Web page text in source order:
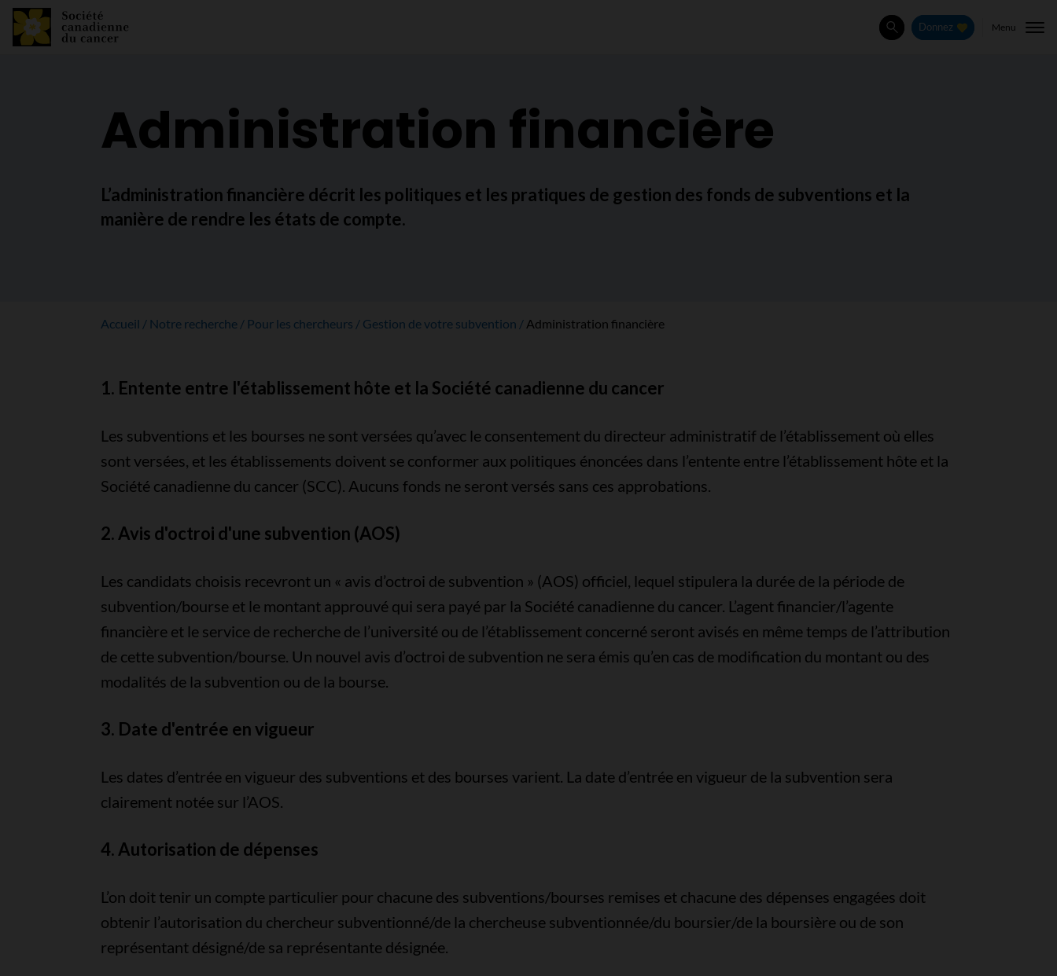
Rechercher
Donnez Menu
Administration financière
L’administration financière décrit les politiques et les pratiques de gestion des fonds de subventions et la
manière de rendre les états de compte.
Accueil Notre recherche Pour les chercheurs Gestion de votre subvention Administration financière
1. Entente entre l'établissement hôte et la Société canadienne du cancer
Les subventions et les bourses ne sont versées qu’avec le consentement du directeur administratif de l’établissement où elles
sont versées, et les établissements doivent se conformer aux politiques énoncées dans l’entente entre l’établissement hôte et la
Société canadienne du cancer (SCC). Aucuns fonds ne seront versés sans ces approbations.
2. Avis d'octroi d'une subvention (AOS)
Les candidats choisis recevront un « avis d’octroi de subvention » (AOS) officiel, lequel stipulera la durée de la période de
subvention/bourse et le montant approuvé qui sera payé par la Société canadienne du cancer. L’agent financier/l’agente
financière et le service de recherche de l’université ou de l’établissement concerné seront avisés en même temps de l’attribution
de cette subvention/bourse. Un nouvel avis d’octroi de subvention ne sera émis qu’en cas de modification du montant ou des
modalités de la subvention ou de la bourse.
3. Date d'entrée en vigueur
Les dates d’entrée en vigueur des subventions et des bourses varient. La date d’entrée en vigueur de la subvention sera
clairement notée sur l’AOS.
4. Autorisation de dépenses
L’on doit tenir un compte particulier pour chacune des subventions/bourses remises et chacune des dépenses engagées doit
obtenir l’autorisation du chercheur subventionné/de la chercheuse subventionnée/du boursier/de la boursière ou de son
représentant désigné/de sa représentante désignée.